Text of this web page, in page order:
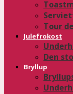
Tour
Julefrokost
Den
Bryllup